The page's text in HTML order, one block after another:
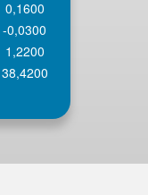
0,1600
-0,0300
1,2200
38,4200